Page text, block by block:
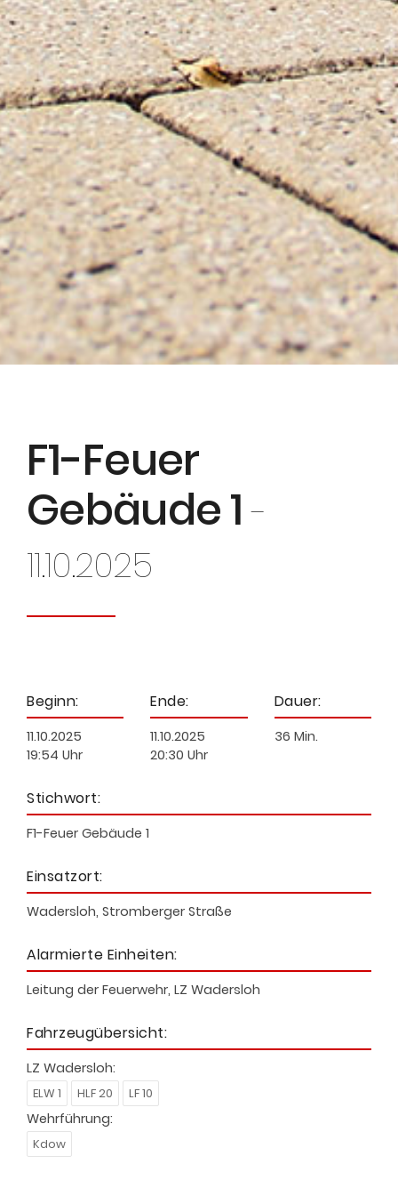
F1-Feuer
Gebäude 1-
11.10.2025
Beginn:
11.10.2025
19:54 Uhr
Ende:
11.10.2025
20:30 Uhr
Dauer:
36 Min.
Stichwort:
F1-Feuer Gebäude 1
Einsatzort:
Wadersloh, Stromberger Straße
Alarmierte Einheiten:
Leitung der Feuerwehr, LZ Wadersloh
Fahrzeugübersicht:
LZ Wadersloh:
ELW 1 HLF 20 LF 10
Wehrführung:
Kdow